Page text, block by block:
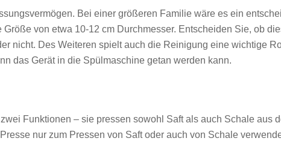
Bei einer größeren Familie wäre es ein
von etwa 10-12 cm Durchmesser. Entscheiden Sie, ob
nicht. Des Weiteren spielt auch die Reinigung eine wichtige
das Gerät in die Spülmaschine getan werden kann.
Funktionen – sie pressen sowohl Saft als auch Schale aus
nur zum Pressen von Saft oder auch von Schale